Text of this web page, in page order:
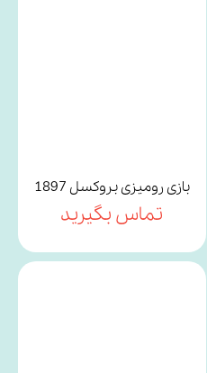
بازی رومیزی بروکسل 1897
تماس بگیرید